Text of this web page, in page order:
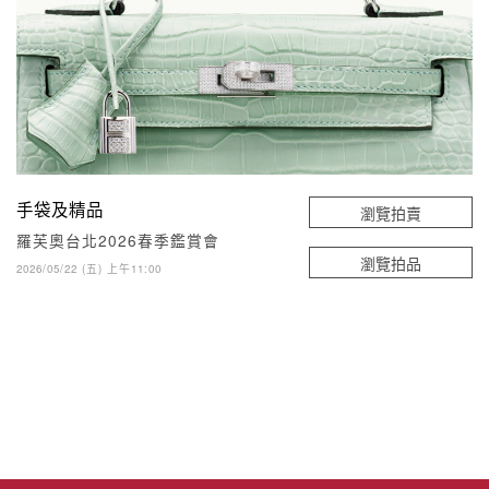
手袋及精品
羅芙奧台北2026春季鑑賞會
2026/05/22 (五) 上午11:00
瀏覽拍賣
瀏覽拍品